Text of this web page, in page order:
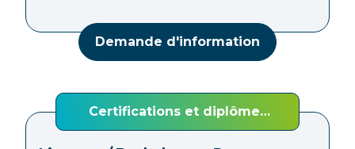
Demande d'information
Certifications et diplômes
d'Etat